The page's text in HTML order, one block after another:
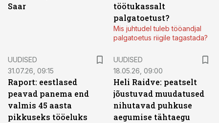
Saar
töötukassalt
palgatoetust?
Mis juhtudel tuleb tööandjal
palgatoetus riigile tagastada?
UUDISED
31.07.26, 09:15
Raport: eestlased
peavad panema end
valmis 45 aasta
pikkuseks tööeluks
UUDISED
18.05.26, 09:00
Heli Raidve: peatselt
jõustuvad muudatused
nihutavad puhkuse
aegumise tähtaegu